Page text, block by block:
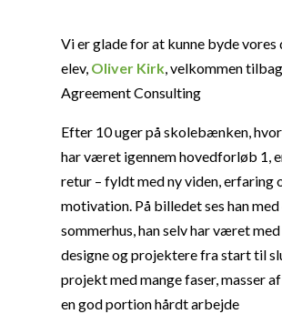
Vi er glade for at kunne byde
elev, Oliver Kirk, velkommen
Agreement Consulting
Efter 10 uger på skolebænken,
har været igennem hovedforløb 1,
retur – fyldt med ny viden, erfaring
motivation. På billedet ses han
sommerhus, han selv har været
designe og projektere fra start til
projekt med mange faser, masser
en god portion hårdt arbejde